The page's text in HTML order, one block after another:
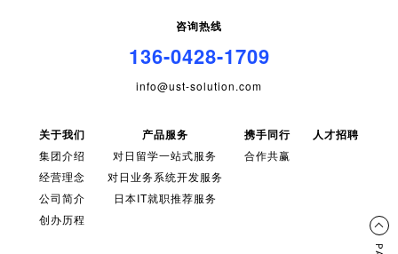
咨询热线
136-0428-1709
info@ust-solution.com
关于我们
集团介绍
经营理念
公司简介
创办历程
产品服务
对日留学一站式服务
对日业务系统开发服务
日本IT就职推荐服务
携手同行
合作共赢
人才招聘